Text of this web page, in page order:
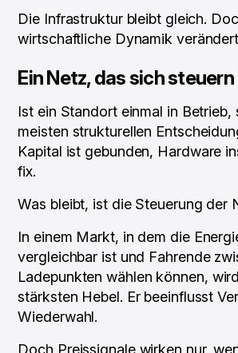
Die Infrastruktur bleibt gleich.
wirtschaftliche Dynamik
Ein Netz, das sich
Ist ein Standort einmal in Betrieb,
meisten strukturellen
Kapital ist gebunden, Hardware
fix.
Was bleibt, ist die Steuerung der
In einem Markt, in dem die
vergleichbar ist und Fahrende
Ladepunkten wählen können,
stärksten Hebel. Er beeinflusst
Wiederwahl.
Doch Preissignale wirken nur,